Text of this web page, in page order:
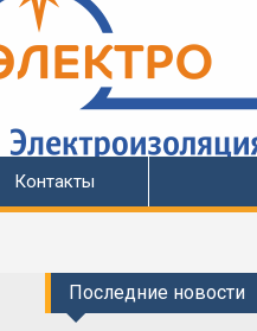
Контакты
Последние новости